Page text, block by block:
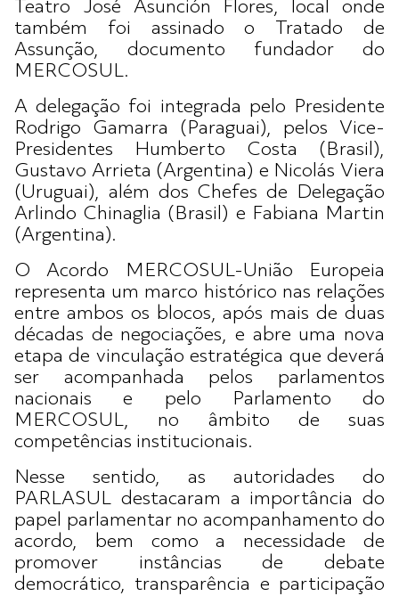
Teatro José Asunción Flores, local onde
também foi assinado o Tratado de
Assunção, documento fundador do
MERCOSUL.
A delegação foi integrada pelo Presidente
Rodrigo Gamarra (Paraguai), pelos Vice-
Presidentes Humberto Costa (Brasil),
Gustavo Arrieta (Argentina) e Nicolás Viera
(Uruguai), além dos Chefes de Delegação
Arlindo Chinaglia (Brasil) e Fabiana Martin
(Argentina).
O Acordo MERCOSUL-União Europeia
representa um marco histórico nas relações
entre ambos os blocos, após mais de duas
décadas de negociações, e abre uma nova
etapa de vinculação estratégica que deverá
ser acompanhada pelos parlamentos
nacionais e pelo Parlamento do
MERCOSUL, no âmbito de suas
competências institucionais.
Nesse sentido, as autoridades do
PARLASUL destacaram a importância do
papel parlamentar no acompanhamento do
acordo, bem como a necessidade de
promover instâncias de debate
democrático, transparência e participação